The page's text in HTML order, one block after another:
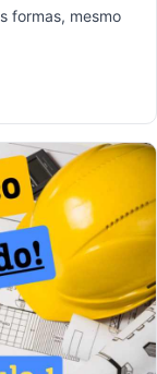
formas, mesmo